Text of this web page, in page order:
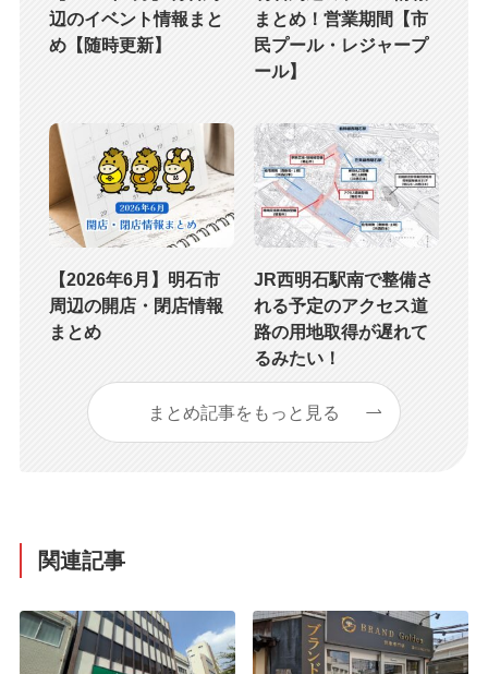
辺のイベント情報まと
め【随時更新】
まとめ！営業期間【市
民プール・レジャープ
ール】
【2026年6月】明石市
周辺の開店・閉店情報
まとめ
JR西明石駅南で整備さ
れる予定のアクセス道
路の用地取得が遅れて
るみたい！
まとめ記事をもっと見る
関連記事